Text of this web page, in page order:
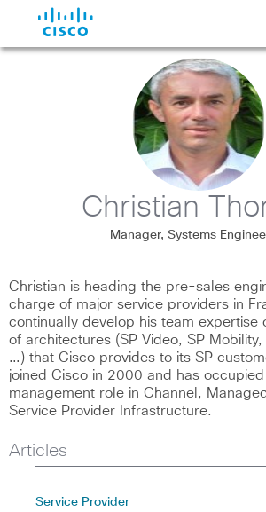
Christian
Manager, Systems
Christian is heading the pre-sales
charge of major service providers in
continually develop his team expertise
of architectures (SP Video, SP Mobility,
…) that Cisco provides to its SP
joined Cisco in 2000 and has
management role in Channel,
Service Provider Infrastructure.
Articles
Service Provider